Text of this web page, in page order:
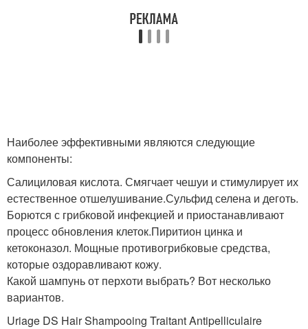
Наиболее эффективными являются следующие
компоненты:
Салициловая кислота. Смягчает чешуи и стимулирует их
естественное отшелушивание.Сульфид селена и деготь.
Борются с грибковой инфекцией и приостанавливают
процесс обновления клеток.Пиритион цинка и
кетоконазол. Мощные противогрибковые средства,
которые оздоравливают кожу.
Какой шампунь от перхоти выбрать? Вот несколько
вариантов.
Uriage DS Hair Shampooing Traitant Antipelliculaire